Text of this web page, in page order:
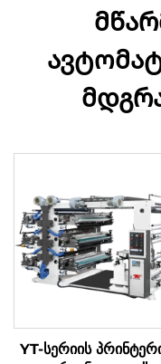
YT-სერიის